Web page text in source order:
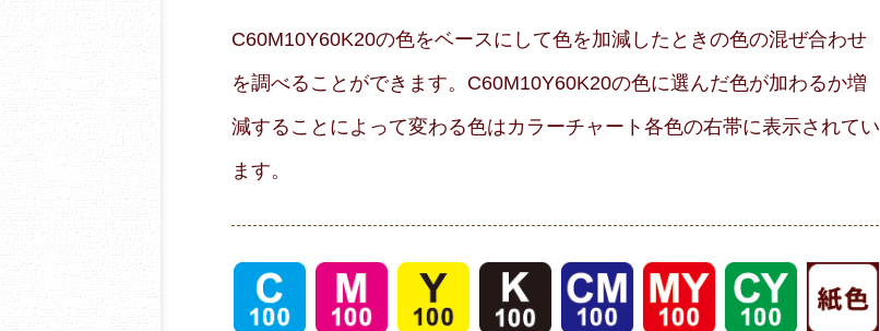
C60M10Y60K20の色をベースにして色を加減したときの色の混ぜ合わせ
を調べることができます。C60M10Y60K20の色に選んだ色が加わるか増
減することによって変わる色はカラーチャート各色の右帯に表示されてい
ます。